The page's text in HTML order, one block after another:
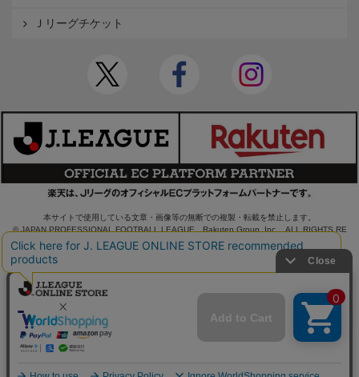
Ｊリーグチケット
本サイトで使用している文章・画像等の無断での複製・転載を禁止します。
© JAPAN PROFESSIONAL FOOTBALL LEAGUE Rakuten Group, Inc. ALL RIGHTS RE
SERVED.